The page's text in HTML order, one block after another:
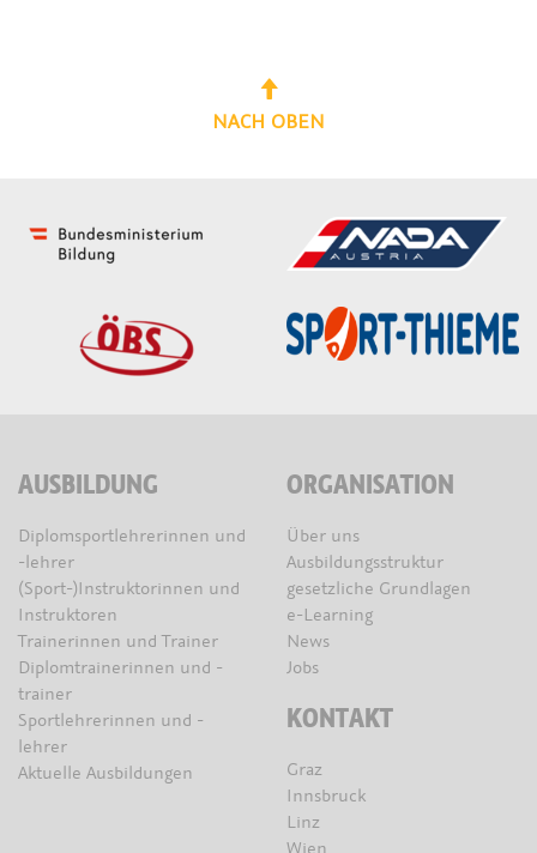
NACH OBEN
AUSBILDUNG
Diplomsportlehrerinnen und
-lehrer
(Sport-)Instruktorinnen und
Instruktoren
Trainerinnen und Trainer
Diplomtrainerinnen und -
trainer
Sportlehrerinnen und -
lehrer
Aktuelle Ausbildungen
ORGANISATION
Über uns
Ausbildungsstruktur
gesetzliche Grundlagen
e-Learning
News
Jobs
KONTAKT
Graz
Innsbruck
Linz